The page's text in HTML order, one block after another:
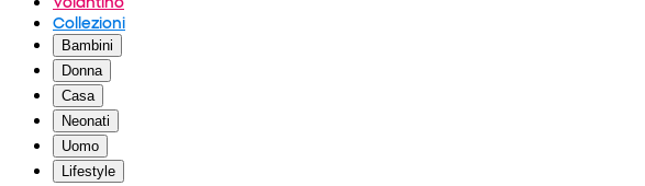
Collezioni
Bambini
Donna
Casa
Neonati
Uomo
Lifestyle